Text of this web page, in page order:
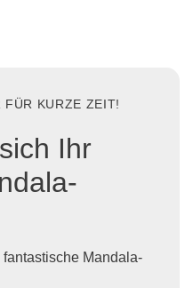
FÜR KURZE ZEIT!
Ihr
Mandala-